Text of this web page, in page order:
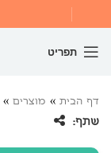
תפריט
דף הבית » מוצרים »
שתף: